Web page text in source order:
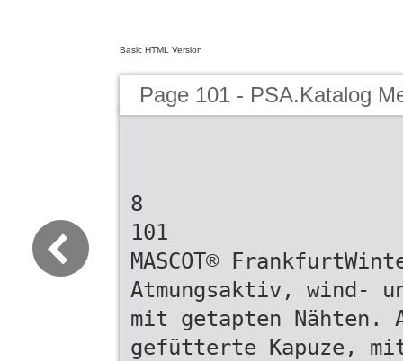
Basic HTML Version
Page 101 - PSA.Katalog
8
101
MASCOT®
Atmungsaktiv, wind-
mit getapten Nähten.
gefütterte Kapuze,